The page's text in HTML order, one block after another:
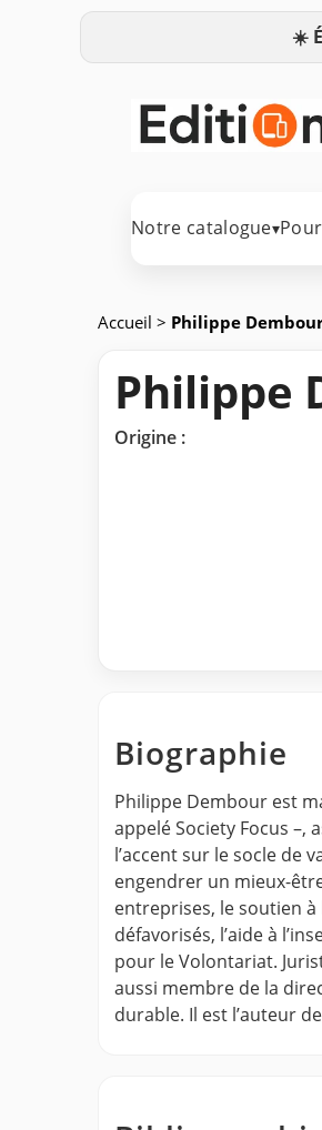
☀️
Notre catalogue▾
Accueil > Philippe
Philippe
Origine :
Biographie
Philippe Dembour est
appelé Society Focus
l’accent sur le socle de
engendrer un mieux-
entreprises, le soutien
défavorisés, l’aide à
pour le Volontariat.
aussi membre de la
durable. Il est l’auteur